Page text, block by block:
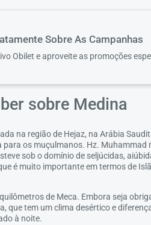
Sobre As Campanhas
Obilet e aproveite as promoções
sobre Medina
na região de Hejaz, na Arábia
os muçulmanos. Hz.
sob o domínio de seljúcidas,
é muito importante em termos de
de Meca. Embora seja
que tem um clima desértico e
à noite.